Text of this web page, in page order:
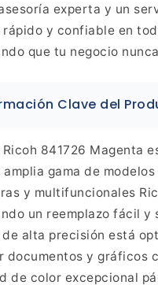
experta y un
rápido y confiable en
que tu negocio
Clave del
841726 Magenta
amplia gama de modelos
y multifuncionales
un reemplazo fácil y
alta precisión está
documentos y gráficos
de color excepcional